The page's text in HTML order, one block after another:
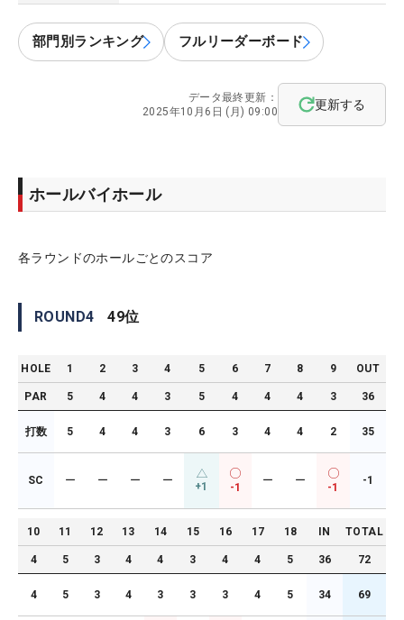
部門別ランキング フルリーダーボード
データ最終更新：
2025年10月6日 (月) 09:00
更新する
ホールバイホール
各ラウンドのホールごとのスコア
ROUND4 49位
HOLE 1 2 3 4 5 6 7 8 9 OUT
PAR 5 4 4 3 5 4 4 4 3 36
打数 5 4 4 3 6 3 4 4 2 35
SC ー ー ー ー +1 -1
ー ー
-1
-1
10 11 12 13 14 15 16 17 18 IN TOTAL
4 5 3 4 4 3 4 4 5 36 72
4 5 3 4 3 3 3 4 5 34 69